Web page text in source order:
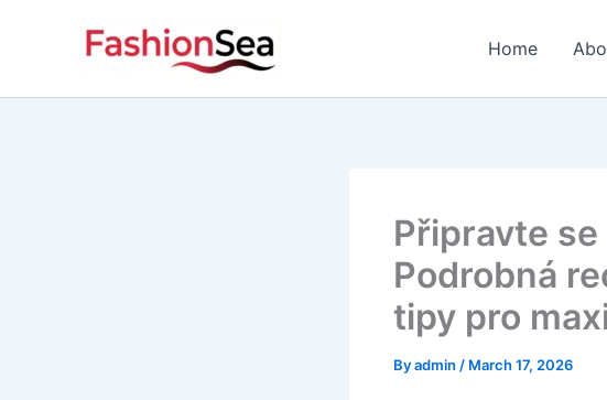
Home
Připravte
Podrobná
tipy pro
Byadmin / March 17, 2026